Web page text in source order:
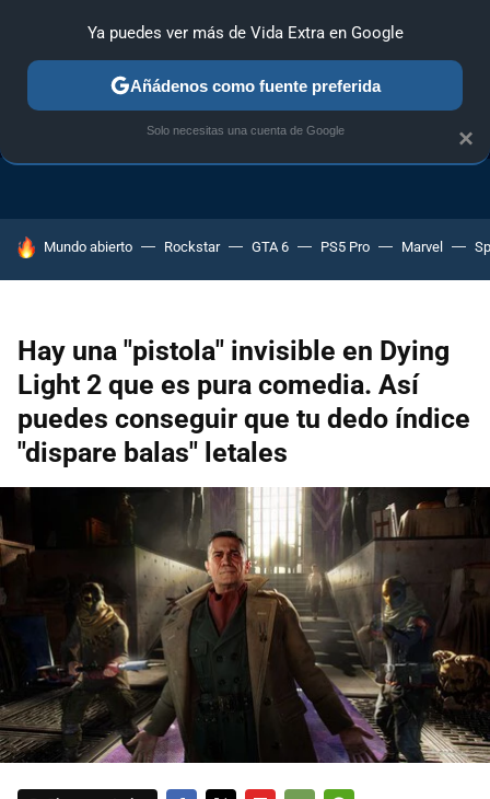
TRUCOS PC TRUCOS XBOX ONE
HOY SE HABLA DE
Mundo abierto Rockstar GTA 6 PS5 Pro Marvel
Hay una "pistola" invisible en Dying
Light 2 que es pura comedia. Así
puedes conseguir que tu dedo índice
"dispare balas" letales
×
Ya puedes ver más de Vida Extra en Google
Añádenos como fuente preferida
Solo necesitas una cuenta de Google